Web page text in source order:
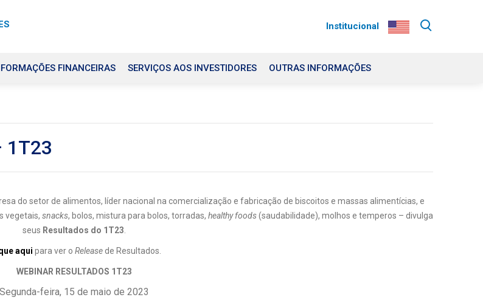
Institucional
FINANCEIRAS SERVIÇOS AOS INVESTIDORES OUTRAS INFORMAÇÕES
1T23
do setor de alimentos, líder nacional na comercialização e fabricação de biscoitos e massas alimentícias, e
vegetais, snacks, bolos, mistura para bolos, torradas, healthy foods(saudabilidade), molhos e temperos – divulga
seus Resultados do 1T23
aqui para ver o Release de Resultados.
WEBINAR RESULTADOS 1T23
Segunda-feira, 15 de maio de 2023